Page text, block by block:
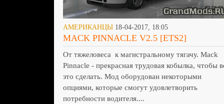
АМЕРИКАНЦЫ18-04-2017, 18:05
MACK PINNACLE V2.5 [ETS2]
От тяжеловеса к магистральному тягачу. Mack
Pinnacle - прекрасная трудовая кобылка, чтобы
это сделать. Мод оборудован некоторыми
опциями, которые смогут удовлетворить
потребности водителя....